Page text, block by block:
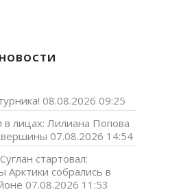
НОВОСТИ
08.08.2026 09:25
лицах: Лилиана Попова
вершины 07.08.2026 14:54
стартовал:
собрались в
07.08.2026 11:53